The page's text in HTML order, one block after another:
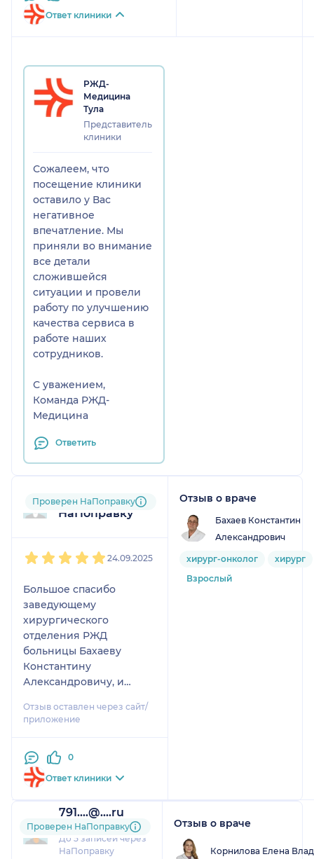
Ответ клиники
РЖД-
Медицина
Тула
Представитель
клиники
Сожалеем, что
посещение клиники
оставило у Вас
негативное
впечатление. Мы
приняли во внимание
все детали
сложившейся
ситуации и провели
работу по улучшению
качества сервиса в
работе наших
сотрудников.
С уважением,
Команда РЖД-
Медицина
Ответить
Пользователь
НаПоправку
Проверен НаПоправку
24.09.2025
Большое спасибо
заведующему
хирургического
отделения РЖД
больницы Бахаеву
Константину
Александровичу, и
отделения за оказанную
помощь в лечении и
ваш труд и
профессионализм.
Отзыв оставлен через сайт/
приложение
0
Ответ клиники
Отзыв о враче
Бахаев Константин
Александрович
хирург-онколог
хирург
Взрослый
791....@....ru
1 отзыв
До 5 записей через
НаПоправку
Проверен НаПоправку Отзыв о враче
Корнилова Елена